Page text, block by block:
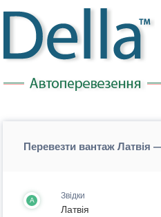
Перевезти вантаж Латвія
A Звідки